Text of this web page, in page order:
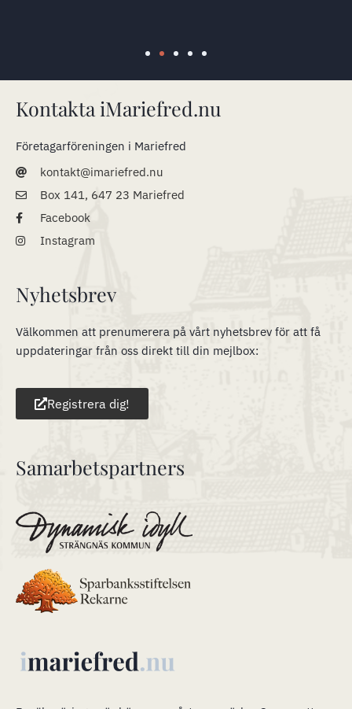
Kontakta iMariefred.nu
Företagarföreningen i Mariefred
kontakt@imariefred.nu
Box 141, 647 23 Mariefred
Facebook
Instagram
Nyhetsbrev
Välkommen att prenumerera på vårt nyhetsbrev för att få
uppdateringar från oss direkt till din mejlbox:
Registrera dig!
Samarbetspartners